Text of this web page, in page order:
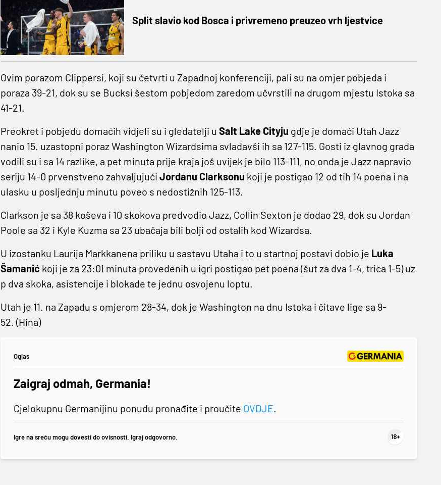
Split slavio kod Bosca i privremeno preuzeo vrh ljestvice
Ovim porazom Clippersi, koji su četvrti u Zapadnoj konferenciji, pali su na omjer pobjeda i
poraza 39-21, dok su se Bucksi šestom pobjedom zaredom učvrstili na drugom mjestu Istoka sa
41-21.
Preokret i pobjedu domaćih vidjeli su i gledatelji u Salt Lake Cityju gdje je domaći Utah Jazz
nanio 15. uzastopni poraz Washington Wizardsima svladavši ih sa 127-115. Gosti iz glavnog grada
vodili su i sa 14 razlike, a pet minuta prije kraja još uvijek je bilo 113-111, no onda je Jazz napravio
seriju 14-0 prvenstveno zahvaljujući Jordanu Clarksonu koji je postigao 12 od tih 14 poena i na
ulasku u posljednju minutu poveo s nedostižnih 125-113.
Clarkson je sa 38 koševa i 10 skokova predvodio Jazz, Collin Sexton je dodao 29, dok su Jordan
Poole sa 32 i Kyle Kuzma sa 23 ubačaja bili bolji od ostalih kod Wizardsa.
U izostanku Laurija Markkanena priliku u sastavu Utaha i to u startnoj postavi dobio je Luka
Šamanić koji je za 23:01 minuta provedenih u igri postigao pet poena (šut za dva 1-4, trica 1-5) uz
p dva skoka, asistencije i blokade te jednu osvojenu loptu.
Utah je 11. na Zapadu s omjerom 28-34, dok je Washington na dnu Istoka i čitave lige sa 9-
52. (Hina)
Oglas
Zaigraj odmah, Germania!
Cjelokupnu Germanijinu ponudu pronađite i proučite OVDJE.
Igre na sreću mogu dovesti do ovisnosti. Igraj odgovorno.